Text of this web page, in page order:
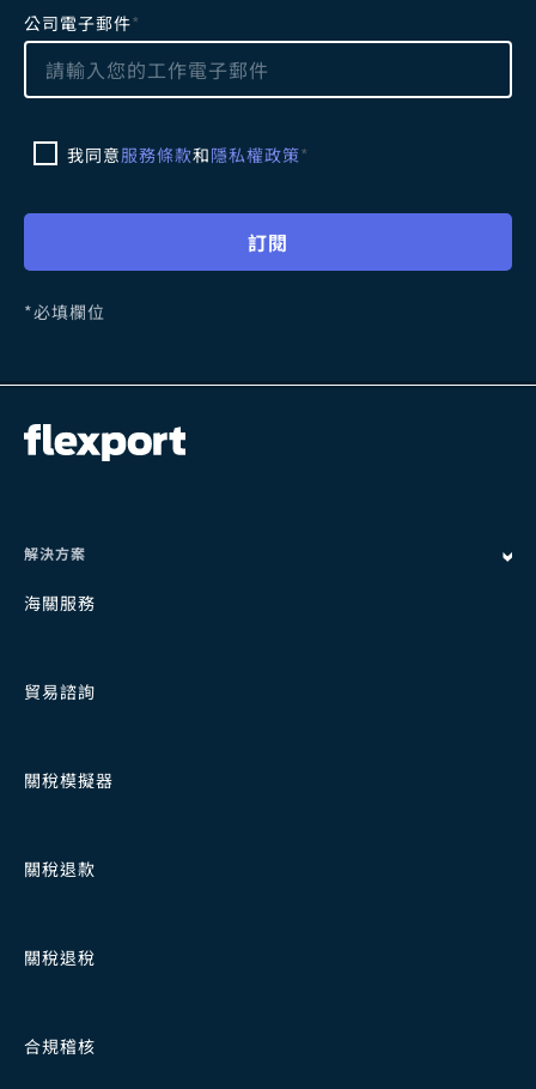
L
e
v
e
i
f
i
d
e
m
公司電子郵件*
我同意服務條款和隱私權政策*
訂閱
*必填欄位
解決方案
海關服務
貿易諮詢
關稅模擬器
關稅退款
關稅退稅
合規稽核